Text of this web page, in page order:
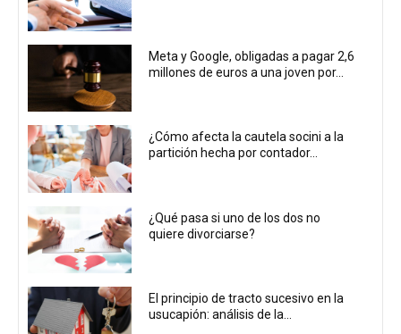
Meta y Google, obligadas a pagar 2,6
millones de euros a una joven por...
¿Cómo afecta la cautela socini a la
partición hecha por contador...
¿Qué pasa si uno de los dos no
quiere divorciarse?
El principio de tracto sucesivo en la
usucapión: análisis de la...